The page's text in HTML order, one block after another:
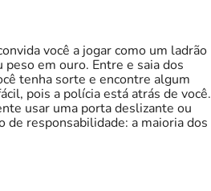
você a jogar como um ladrão
em ouro. Entre e saia dos
tenha sorte e encontre algum
pois a polícia está atrás de você.
usar uma porta deslizante ou
de responsabilidade: a maioria dos